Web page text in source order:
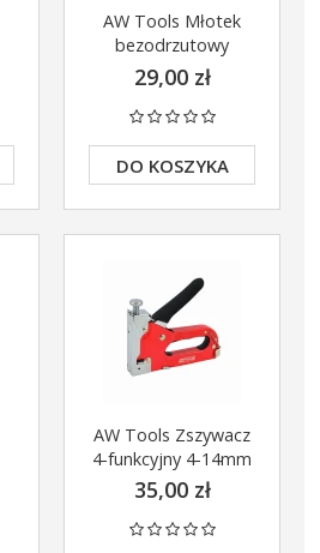
AW Tools Młotek
bezodrzutowy
29,00 zł
DO KOSZYKA
AW Tools Zszywacz
4-funkcyjny 4-14mm
35,00 zł